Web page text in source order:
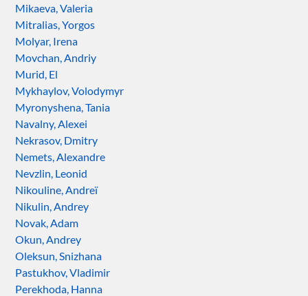
Mikaeva, Valeria
Mitralias, Yorgos
Molyar, Irena
Movchan, Andriy
Murid, El
Mykhaylov, Volodymyr
Myronyshena, Tania
Navalny, Alexei
Nekrasov, Dmitry
Nemets, Alexandre
Nevzlin, Leonid
Nikouline, Andreï
Nikulin, Andrey
Novak, Adam
Okun, Andrey
Oleksun, Snizhana
Pastukhov, Vladimir
Perekhoda, Hanna